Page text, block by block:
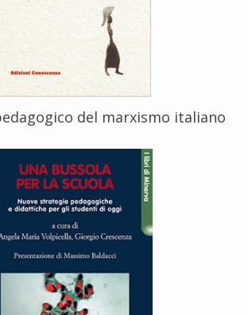
del marxismo italiano